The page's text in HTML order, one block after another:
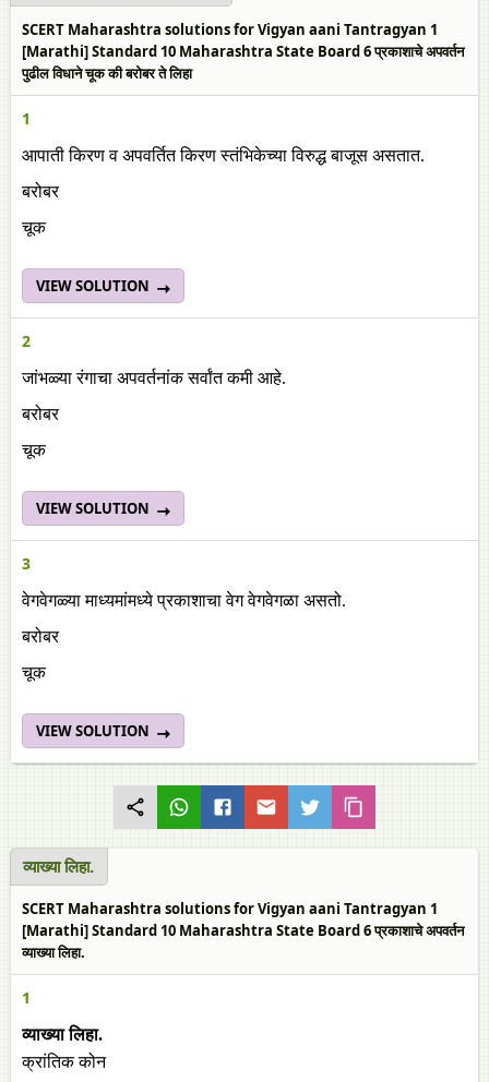
SCERT Maharashtra solutions for Vigyan aani Tantragyan 1
[Marathi] Standard 10 Maharashtra State Board 6 प्रकाशाचे अपवर्तन
पुढील विधाने चूक की बरोबर ते लिहा
1
आपाती किरण व अपवर्तित किरण स्तंभिकेच्या विरुद्ध बाजूस असतात.
बरोबर
चूक
VIEW SOLUTION
2
जांभळ्या रंगाचा अपवर्तनांक सर्वांत कमी आहे.
बरोबर
चूक
VIEW SOLUTION
3
वेगवेगळ्या माध्यमांमध्ये प्रकाशाचा वेग वेगवेगळा असतो.
बरोबर
चूक
VIEW SOLUTION
व्याख्या लिहा.
SCERT Maharashtra solutions for Vigyan aani Tantragyan 1
[Marathi] Standard 10 Maharashtra State Board 6 प्रकाशाचे अपवर्तन
व्याख्या लिहा.
1
व्याख्या लिहा.
क्रांतिक कोन